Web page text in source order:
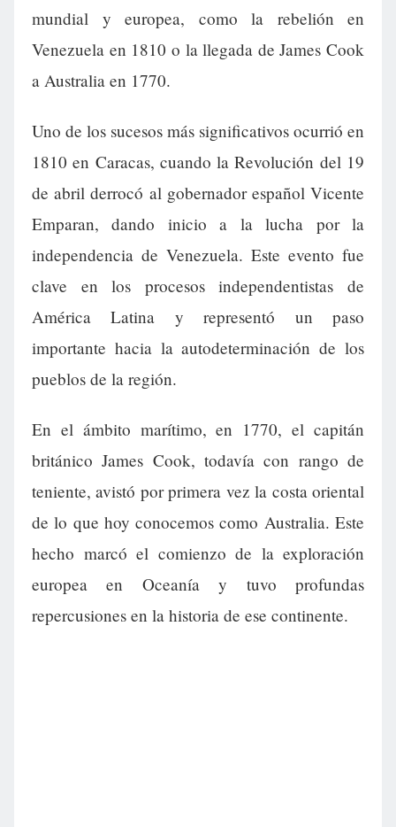
mundial y europea, como la rebelión en
Venezuela en 1810 o la llegada de James Cook
a Australia en 1770.
Uno de los sucesos más significativos ocurrió en
1810 en Caracas, cuando la Revolución del 19
de abril derrocó al gobernador español Vicente
Emparan, dando inicio a la lucha por la
independencia de Venezuela. Este evento fue
clave en los procesos independentistas de
América Latina y representó un paso
importante hacia la autodeterminación de los
pueblos de la región.
En el ámbito marítimo, en 1770, el capitán
británico James Cook, todavía con rango de
teniente, avistó por primera vez la costa oriental
de lo que hoy conocemos como Australia. Este
hecho marcó el comienzo de la exploración
europea en Oceanía y tuvo profundas
repercusiones en la historia de ese continente.